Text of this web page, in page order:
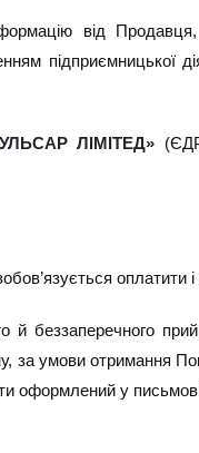
від
ЛІМІТЕД»
оплатити
беззаперечного
за умови отримання
оформлений у